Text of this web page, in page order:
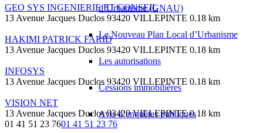
d’Urbanisme (GNAU)
Le Nouveau Plan Local d’Urbanisme
Les autorisations
Cessions immobilières
Avis d’enquêtes publiques
GEO SYS INGENIERIE ET CONSEIL
13 Avenue Jacques Duclos 93420 VILLEPINTE 0.18 km
HAKIMI PATRICK FARID
13 Avenue Jacques Duclos 93420 VILLEPINTE 0.18 km
INFOSYS
13 Avenue Jacques Duclos 93420 VILLEPINTE 0.18 km
VISION NET
13 Avenue Jacques Duclos 93420 VILLEPINTE 0.18 km
01 41 51 23 7601 41 51 23 76